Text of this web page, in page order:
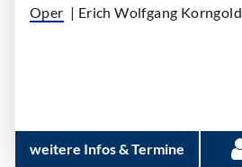
Oper | Erich Wolfgang Korngold
weitere Infos & Termine